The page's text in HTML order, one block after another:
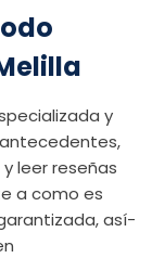
y
leer reseñas
a como es
así­